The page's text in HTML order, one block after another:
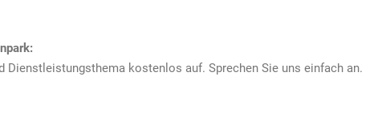
Dienstleistungsthema kostenlos auf. Sprechen Sie uns einfach an.